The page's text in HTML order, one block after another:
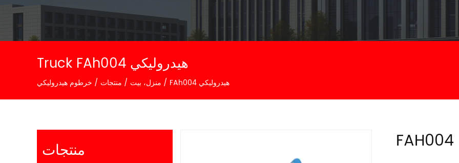
Truck FAh004 هيدروليكي
منزل، بيت / منتجات / خرطوم هيدروليكي / FAh004 هيدروليكي
منتجات